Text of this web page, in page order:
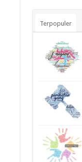
Terpopuler